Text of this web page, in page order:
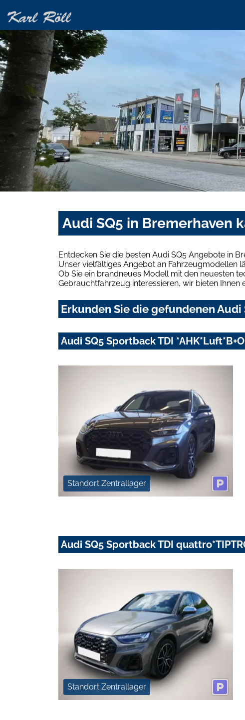
Audi SQ5 in Bremerhaven
Entdecken Sie die besten Audi SQ5 Angebote in
Unser vielfältiges Angebot an Fahrzeugmodellen
Ob Sie ein brandneues Modell mit den neuesten
Gebrauchtfahrzeug interessieren, wir bieten Ihnen
Erkunden Sie die gefundenen
Audi SQ5 Sportback TDI
Standort Zentrallager
Audi SQ5 Sportback TDI
Standort Zentrallager